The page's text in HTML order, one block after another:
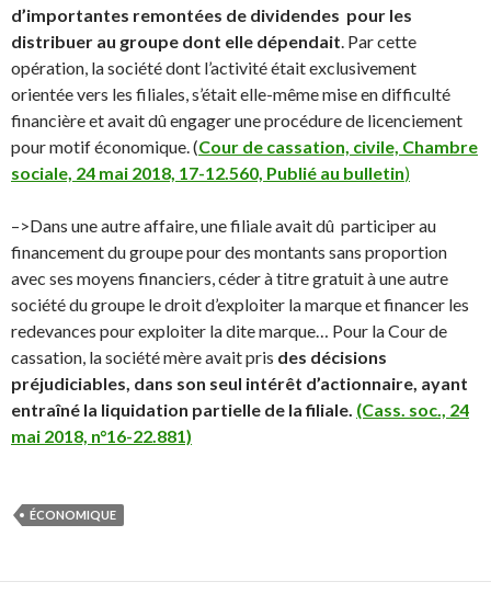
d’importantes remontées de dividendes pour les
distribuer au groupe dont elle dépendait. Par cette
opération, la société dont l’activité était exclusivement
orientée vers les filiales, s’était elle-même mise en difficulté
financière et avait dû engager une procédure de licenciement
pour motif économique. (Cour de cassation, civile, Chambre
sociale, 24 mai 2018, 17-12.560, Publié au bulletin)
–>Dans une autre affaire, une filiale avait dû participer au
financement du groupe pour des montants sans proportion
avec ses moyens financiers, céder à titre gratuit à une autre
société du groupe le droit d’exploiter la marque et financer les
redevances pour exploiter la dite marque… Pour la Cour de
cassation, la société mère avait pris des décisions
préjudiciables, dans son seul intérêt d’actionnaire, ayant
entraîné la liquidation partielle de la filiale. (Cass. soc., 24
mai 2018, n°16-22.881)
ÉCONOMIQUE